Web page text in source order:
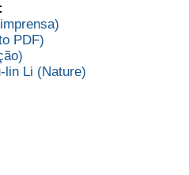
PDF)
lin Li (Nature)